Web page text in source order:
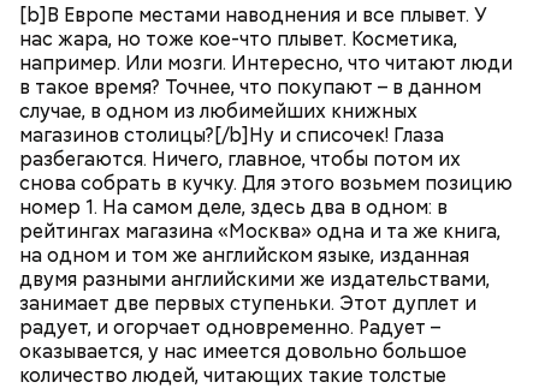
[b]В Европе местами наводнения и все плывет. У
нас жара, но тоже кое-что плывет. Косметика,
например. Или мозги. Интересно, что читают люди
в такое время? Точнее, что покупают – в данном
случае, в одном из любимейших книжных
магазинов столицы?[/b]Ну и списочек! Глаза
разбегаются. Ничего, главное, чтобы потом их
снова собрать в кучку. Для этого возьмем позицию
номер 1. На самом деле, здесь два в одном: в
рейтингах магазина «Москва» одна и та же книга,
на одном и том же английском языке, изданная
двумя разными английскими же издательствами,
занимает две первых ступеньки. Этот дуплет и
радует, и огорчает одновременно. Радует –
оказывается, у нас имеется довольно большое
количество людей, читающих такие толстые